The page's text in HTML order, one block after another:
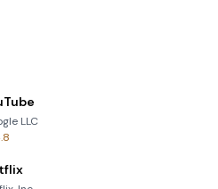
LLC